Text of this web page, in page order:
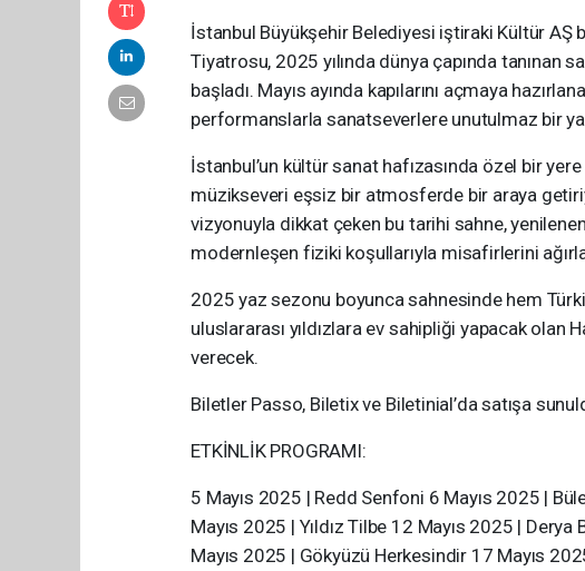
İstanbul Büyükşehir Belediyesi iştiraki Kültür AŞ
Tiyatrosu, 2025 yılında dünya çapında tanınan
başladı. Mayıs ayında kapılarını açmaya
performanslarla sanatseverlere unutulmaz bir
İstanbul’un kültür sanat hafızasında özel bir
müzikseveri eşsiz bir atmosferde bir araya
vizyonuyla dikkat çeken bu tarihi sahne,
modernleşen fiziki koşullarıyla misafirlerini
2025 yaz sezonu boyunca sahnesinde hem
uluslararası yıldızlara ev sahipliği yapacak olan
verecek.
Biletler Passo, Biletix ve Biletinial’da satışa
ETKİNLİK PROGRAMI:
5 Mayıs 2025 | Redd Senfoni 6 Mayıs 2025 |
Mayıs 2025 | Yıldız Tilbe 12 Mayıs 2025 |
Mayıs 2025 | Gökyüzü Herkesindir 17 Mayıs